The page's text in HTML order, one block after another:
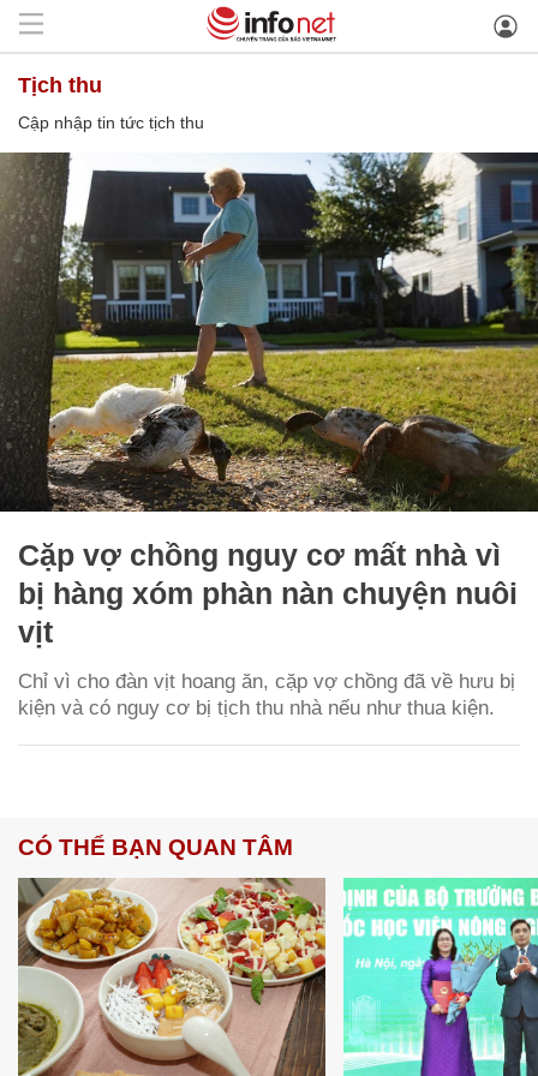
tịch thu
Cập nhập tin tức tịch thu
Cặp vợ chồng nguy cơ mất nhà vì
bị hàng xóm phàn nàn chuyện nuôi
vịt
Chỉ vì cho đàn vịt hoang ăn, cặp vợ chồng đã về hưu bị
kiện và có nguy cơ bị tịch thu nhà nếu như thua kiện.
CÓ THỂ BẠN QUAN TÂM